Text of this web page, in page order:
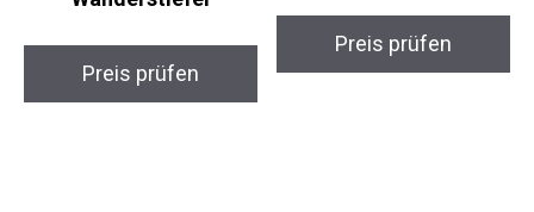
GTX Herren
Wanderstiefel
Aitkanio Ultraleicht
Rucksack Pro